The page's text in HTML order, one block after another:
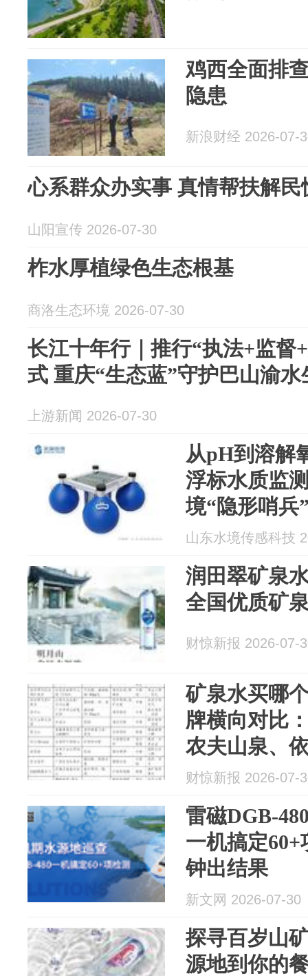
鸡西全面排
隐患
新浪财经 2026-07-
心系群众办实事 真情帮扶解
山阳宣传 2026-07-30
柞水厚植绿色生态根基
商洛生态环境 2026-07-30
长江十年行｜推行“执法+监督
式 重庆“生态蓝”守护巴山渝水
上游新闻 2026-07-30
从pH到溶解
浮标水质监
境“隐形哨兵
山东水境传感科技
润田翠矿泉
全国优质矿
财惊新报 2026-07-
矿泉水买哪
牌横向对比
农夫山泉、
财惊新报 2026-07-
雷磁DGB-
一机搞定
钟出结果
新文网 2026-07-30
探寻百岁山
源地到你的